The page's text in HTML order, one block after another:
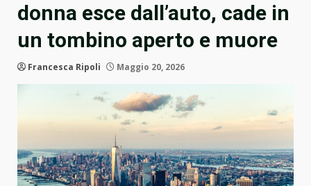
donna esce dall’auto, cade in
un tombino aperto e muore
Francesca Ripoli Maggio 20, 2026